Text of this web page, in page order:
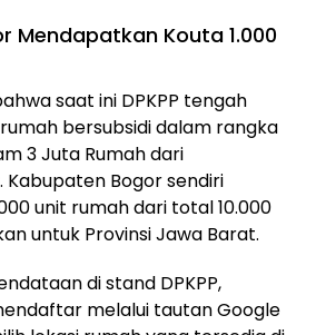
Mendapatkan Kouta 1.000
saat ini DPKPP tengah
bersubsidi dalam rangka
3 Juta Rumah dari
Kabupaten Bogor sendiri
unit rumah dari total 10.000
untuk Provinsi Jawa Barat.
di stand DPKPP,
melalui tautan Google